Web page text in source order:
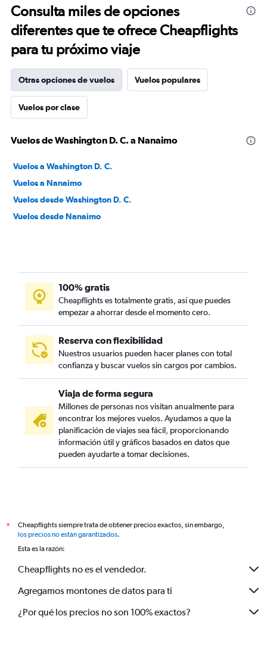
Consulta miles de opciones
diferentes que te ofrece Cheapflights
para tu próximo viaje
Otras opciones de vuelos Vuelos populares
Vuelos por clase
Vuelos de Washington D. C. a Nanaimo
Vuelos a Washington D. C.
Vuelos a Nanaimo
Vuelos desde Washington D. C.
Vuelos desde Nanaimo
100% gratis
Cheapflights es totalmente gratis, así que puedes
empezar a ahorrar desde el momento cero.
Reserva con flexibilidad
Nuestros usuarios pueden hacer planes con total
confianza y buscar vuelos sin cargos por cambios.
Viaja de forma segura
Millones de personas nos visitan anualmente para
encontrar los mejores vuelos. Ayudamos a que la
planificación de viajes sea fácil, proporcionando
información útil y gráficos basados en datos que
pueden ayudarte a tomar decisiones.
*
Cheapflights siempre trata de obtener precios exactos, sin embargo,
los precios no están garantizados.
Esta es la razón:
Cheapflights no es el vendedor.
Agregamos montones de datos para ti
¿Por qué los precios no son 100% exactos?